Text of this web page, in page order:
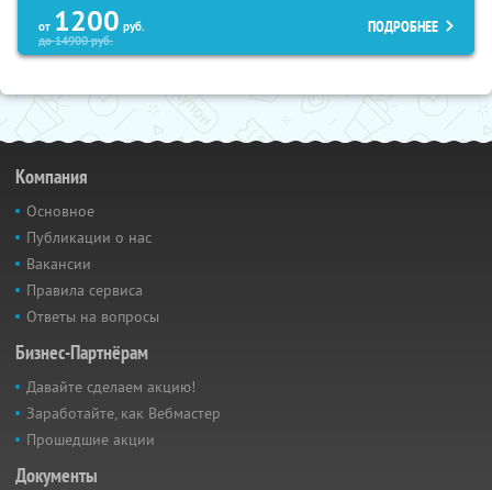
от 1200 руб.
до14900руб.
ПОДРОБНЕЕ
Компания
Основное
Публикации о нас
Вакансии
Правила сервиса
Ответы на вопросы
Бизнес-Партнёрам
Давайте сделаем акцию!
Заработайте, как Вебмастер
Прошедшие акции
Документы